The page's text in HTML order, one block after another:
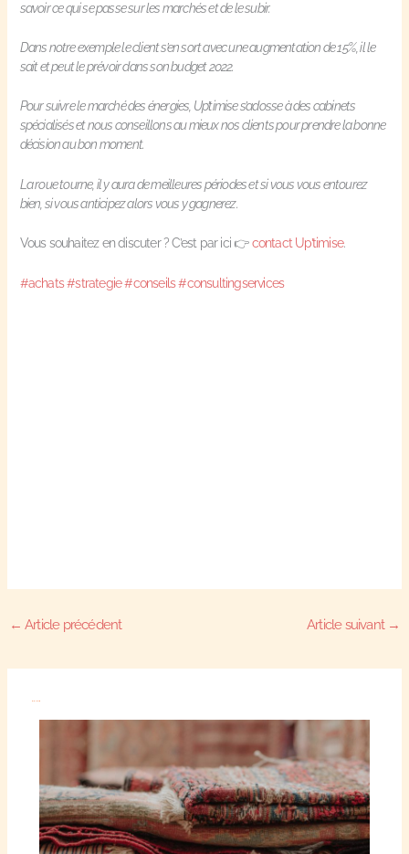
savoir ce qui se passe sur les marchés et de le subir.
Dans notre exemple le client s’en sort avec une augmentation de 15%, il le
sait et peut le prévoir dans son budget 2022.
Pour suivre le marché des énergies, Up’timise s’adosse à des cabinets
spécialisés et nous conseillons au mieux nos clients pour prendre la bonne
décision au bon moment.
La roue tourne, il y aura de meilleures périodes et si vous vous entourez
bien, si vous anticipez alors vous y gagnerez.
Vous souhaitez en discuter ? C’est par ici 👉contact Up’timise.
#achats #strategie #conseils #consultingservices
← Article précédent Article suivant →